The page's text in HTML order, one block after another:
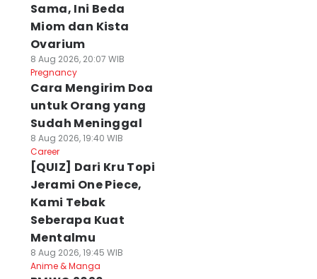
Sama, Ini Beda
Miom dan Kista
Ovarium
8 Aug 2026, 20:07 WIB
Pregnancy
Cara Mengirim Doa
untuk Orang yang
Sudah Meninggal
8 Aug 2026, 19:40 WIB
Career
[QUIZ] Dari Kru Topi
Jerami One Piece,
Kami Tebak
Seberapa Kuat
Mentalmu
8 Aug 2026, 19:45 WIB
Anime & Manga